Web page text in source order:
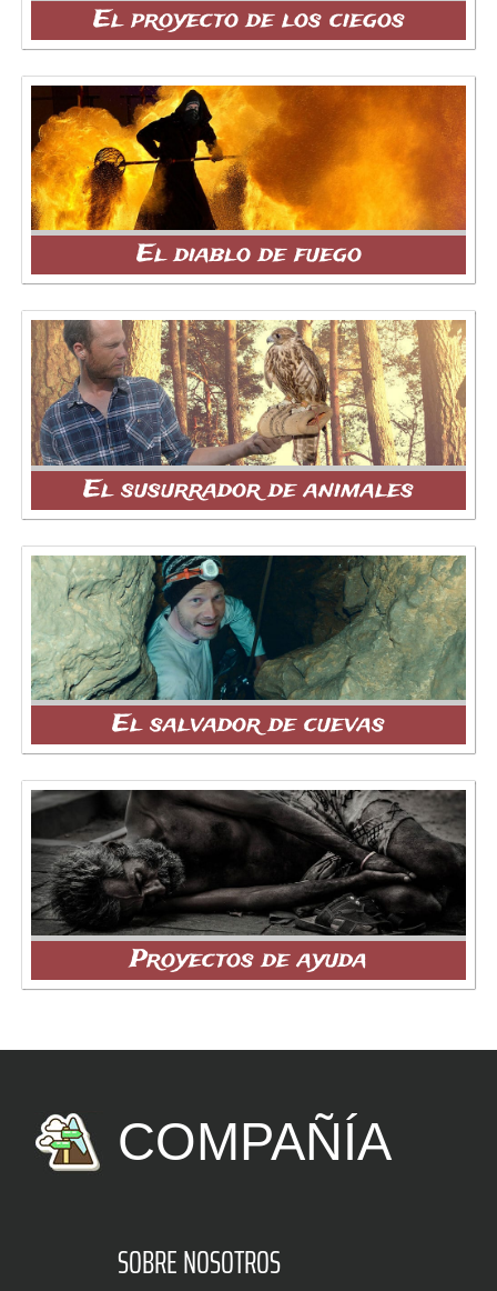
El proyecto de los ciegos
El diablo de fuego
El susurrador de animales
El salvador de cuevas
Proyectos de ayuda
COMPAÑÍA
SOBRE NOSOTROS